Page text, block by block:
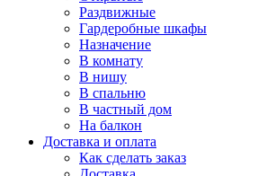
Раздвижные
Гардеробные шкафы
Назначение
В комнату
В нишу
В спальню
В частный дом
На балкон
Доставка и оплата
Как сделать заказ